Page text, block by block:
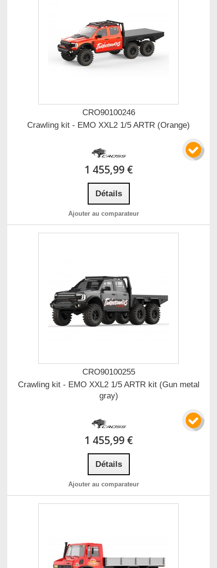
CRO90100246
Crawling kit - EMO XXL2 1/5 ARTR (Orange)
1 455,99 €
Détails
Ajouter au comparateur
CRO90100255
Crawling kit - EMO XXL2 1/5 ARTR kit (Gun metal
gray)
1 455,99 €
Détails
Ajouter au comparateur